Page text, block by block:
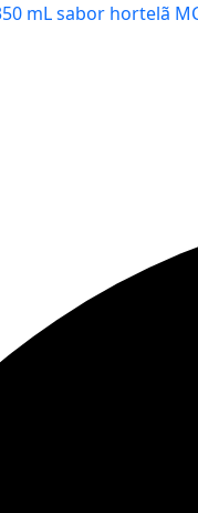
mL sabor hortelã